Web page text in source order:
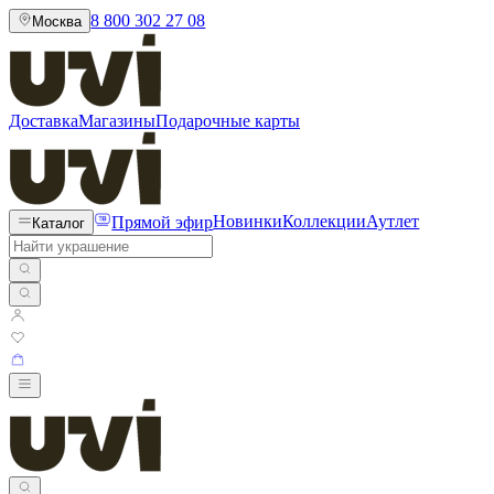
Москва 8 800 302 27 08
ДоставкаМагазиныПодарочные карты
Каталог Прямой эфирНовинкиКоллекцииАутлет